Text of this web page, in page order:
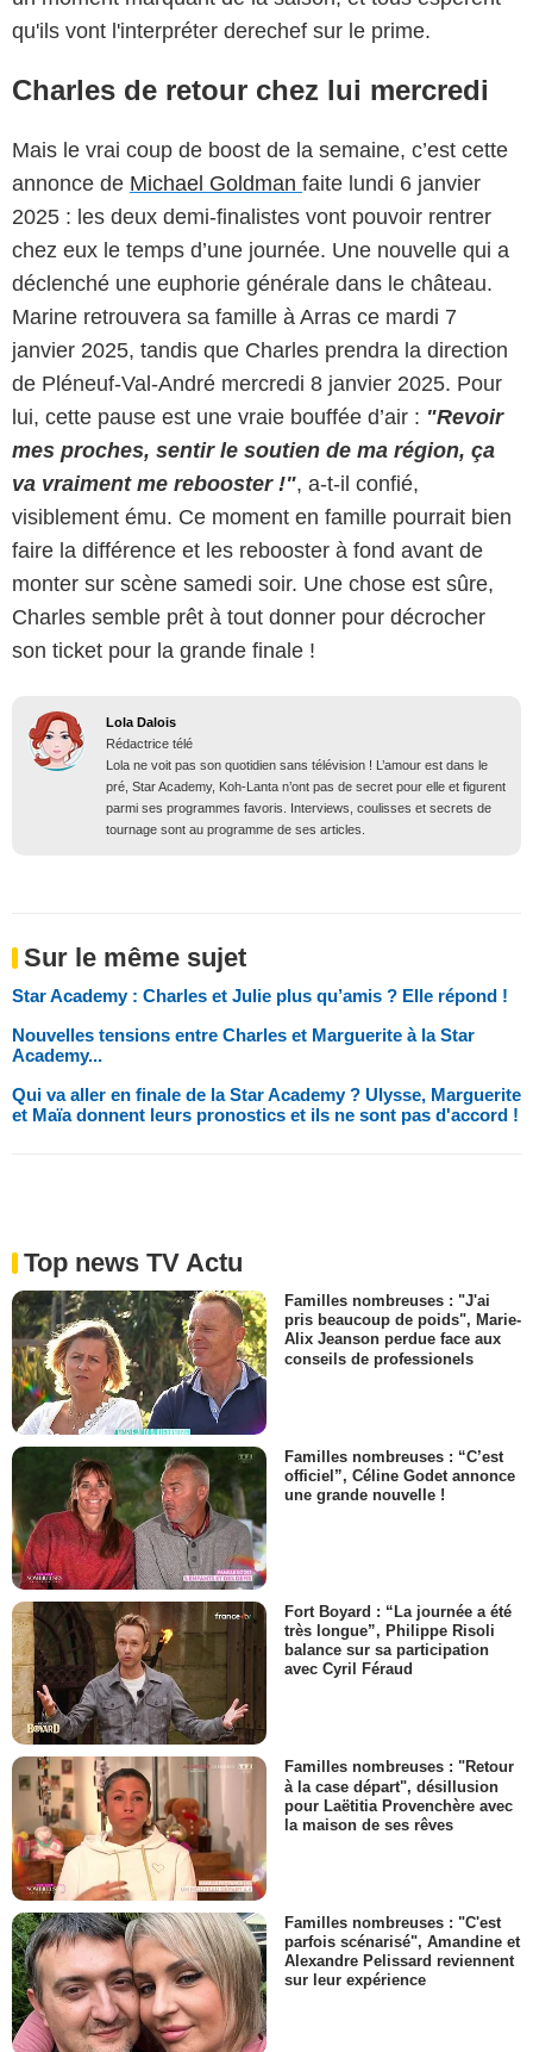
qu'ils vont l'interpréter derechef sur le prime.
Charles de retour chez lui mercredi
Mais le vrai coup de boost de la semaine, c’est cette
annonce de Michael Goldman faite lundi 6 janvier
2025 : les deux demi-finalistes vont pouvoir rentrer
chez eux le temps d’une journée. Une nouvelle qui a
déclenché une euphorie générale dans le château.
Marine retrouvera sa famille à Arras ce mardi 7
janvier 2025, tandis que Charles prendra la direction
de Pléneuf-Val-André mercredi 8 janvier 2025. Pour
lui, cette pause est une vraie bouffée d’air : "Revoir
mes proches, sentir le soutien de ma région, ça
va vraiment me rebooster !", a-t-il confié,
visiblement ému. Ce moment en famille pourrait bien
faire la différence et les rebooster à fond avant de
monter sur scène samedi soir. Une chose est sûre,
Charles semble prêt à tout donner pour décrocher
son ticket pour la grande finale !
Lola Dalois
Rédactrice télé
Lola ne voit pas son quotidien sans télévision ! L’amour est dans le
pré, Star Academy, Koh-Lanta n’ont pas de secret pour elle et figurent
parmi ses programmes favoris. Interviews, coulisses et secrets de
tournage sont au programme de ses articles.
Sur le même sujet
Star Academy : Charles et Julie plus qu’amis ? Elle répond !
Nouvelles tensions entre Charles et Marguerite à la Star
Academy...
Qui va aller en finale de la Star Academy ? Ulysse, Marguerite
et Maïa donnent leurs pronostics et ils ne sont pas d'accord !
Top news TV Actu
Familles nombreuses : "J'ai
pris beaucoup de poids", Marie-
Alix Jeanson perdue face aux
conseils de professionels
Familles nombreuses : “C’est
officiel”, Céline Godet annonce
une grande nouvelle !
Fort Boyard : “La journée a été
très longue”, Philippe Risoli
balance sur sa participation
avec Cyril Féraud
Familles nombreuses : "Retour
à la case départ", désillusion
pour Laëtitia Provenchère avec
la maison de ses rêves
Familles nombreuses : "C'est
parfois scénarisé", Amandine et
Alexandre Pelissard reviennent
sur leur expérience